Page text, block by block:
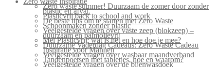
Zero waste summer! Duurzaam de zomer door zonder
plastic en afval.
Plasticvrij back to school and work
De beste tips om te starten met Zero Waste
Schoonmaken zonder plastic
Veelgestelde vragen over vaste zeep (blokzeep) –
duurzaam en palmolievrij
Mei Plasticvrij: wat is het en hoe doe je mee?
Duurzame Vaderdag Cadeaus: Zero Waste Cadeau
Inspiratie voor Mannen
Veelgestelde vragen over wasbaar maandverband
Tandenpoetsen met tabletjes, hoe en waarom?
Veelgestelde vragen over de bijenwasdoek